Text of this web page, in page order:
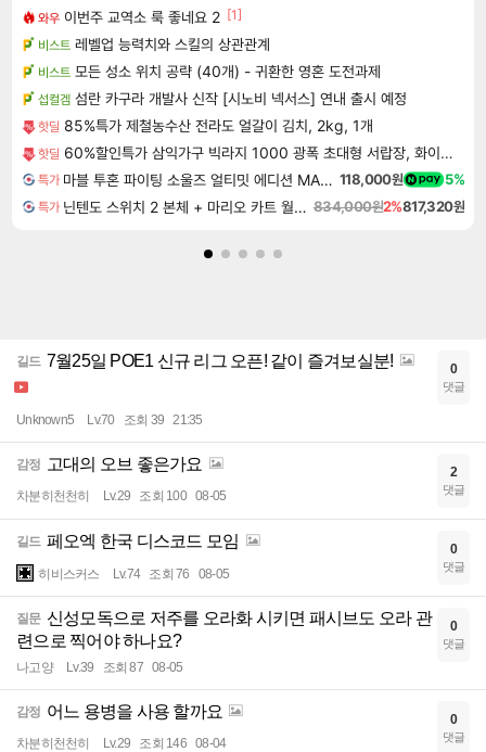
와우 이번주 교역소 룩 좋네요 2 [1]
비스트 레벨업 능력치와 스킬의 상관관계
비스트 모든 성소 위치 공략 (40개) - 귀환한 영혼 도전과제
섭컬겜 섬란 카구라 개발사 신작 [시노비 넥서스] 연내 출시 예정
핫딜 85%특가 제철농수산 전라도 얼갈이 김치, 2kg, 1개
핫딜 60%할인특가 삼익가구 빅라지 1000 광폭 초대형 서랍장, 화이트+오크, 1000mm, 5단
특가 마블 투혼 파이팅 소울즈 얼티밋 에디션 MARVEL Tokon Fighting Souls Ultimate Edition 118,000원 5%
특가 닌텐도 스위치 2 본체 + 마리오 카트 월드 + 포켓몬 포코피아 번들 834,000원2%817,320원
길드 7월25일 POE1 신규 리그 오픈! 같이 즐겨보실분!
Unknown5 Lv.70 조회 39 21:35
0
댓글
감정 고대의 오브 좋은가요
차분히천천히 Lv.29 조회 100 08-05
2
댓글
길드 페오엑 한국 디스코드 모임
히비스커스 Lv.74 조회 76 08-05
0
댓글
질문 신성모독으로 저주를 오라화 시키면 패시브도 오라 관
련으로 찍어야 하나요?
나고양 Lv.39 조회 87 08-05
0
댓글
감정 어느 용병을 사용 할까요
차분히천천히 Lv.29 조회 146 08-04
0
댓글